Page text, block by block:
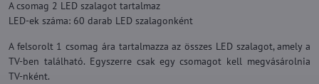
A csomag 2 LED szalagot tartalmaz
LED-ek száma: 60 darab LED szalagonként
A felsorolt 1 csomag ára tartalmazza az összes LED szalagot, amely a
TV-ben található. Egyszerre csak egy csomagot kell megvásárolnia
TV-nként.